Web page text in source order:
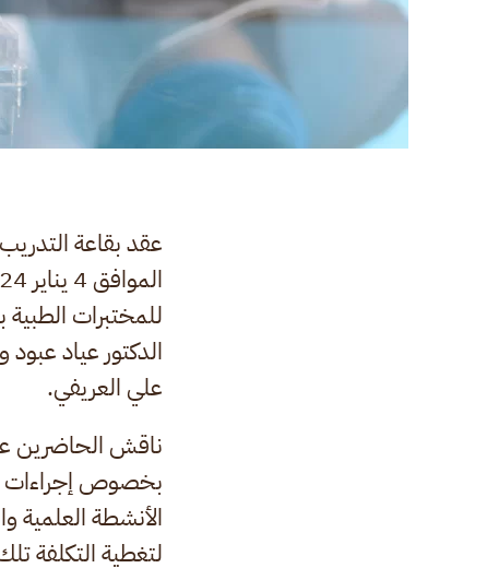
عقد بقاعة
للمختبرات
الدكتور عياد عبود
علي العريفي.
ناقش الحاضرين
بخصوص إجراءات
الأنشطة العلمية
لتغطية التكلفة